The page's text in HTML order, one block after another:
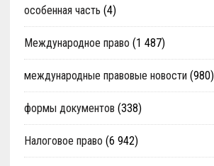
особенная часть (4)
Международное право (1 487)
международные правовые новости (980)
формы документов (338)
Налоговое право (6 942)